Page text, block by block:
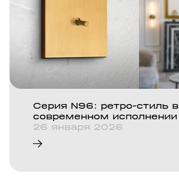
Серия N96: ретро-стиль в
современном исполнении
26 января 2026